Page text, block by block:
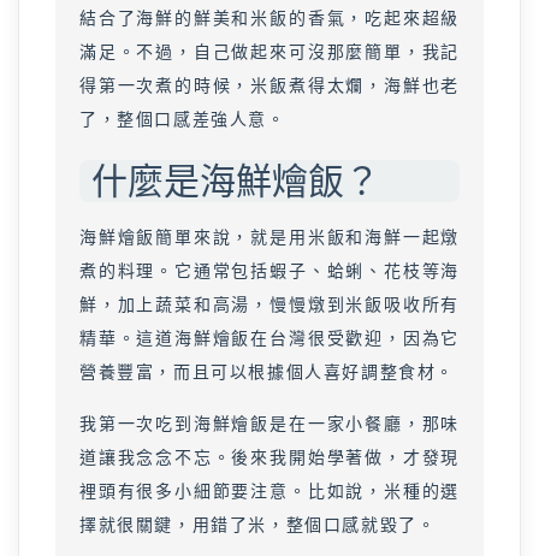
結合了海鮮的鮮美和米飯的香氣，吃起來超級
滿足。不過，自己做起來可沒那麼簡單，我記
得第一次煮的時候，米飯煮得太爛，海鮮也老
了，整個口感差強人意。
什麼是海鮮燴飯？
海鮮燴飯簡單來說，就是用米飯和海鮮一起燉
煮的料理。它通常包括蝦子、蛤蜊、花枝等海
鮮，加上蔬菜和高湯，慢慢燉到米飯吸收所有
精華。這道海鮮燴飯在台灣很受歡迎，因為它
營養豐富，而且可以根據個人喜好調整食材。
我第一次吃到海鮮燴飯是在一家小餐廳，那味
道讓我念念不忘。後來我開始學著做，才發現
裡頭有很多小細節要注意。比如說，米種的選
擇就很關鍵，用錯了米，整個口感就毀了。